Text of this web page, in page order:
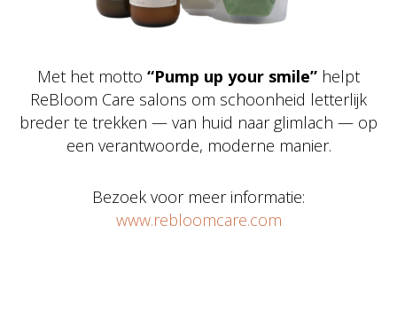
Met het motto “Pump up your smile” helpt
ReBloom Care salons om schoonheid letterlijk
breder te trekken — van huid naar glimlach — op
een verantwoorde, moderne manier.
Bezoek voor meer informatie:
www.rebloomcare.com